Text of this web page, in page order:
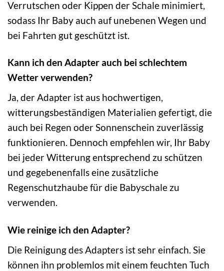
Verrutschen oder Kippen der Schale minimiert,
sodass Ihr Baby auch auf unebenen Wegen und
bei Fahrten gut geschützt ist.
Kann ich den Adapter auch bei schlechtem
Wetter verwenden?
Ja, der Adapter ist aus hochwertigen,
witterungsbeständigen Materialien gefertigt, die
auch bei Regen oder Sonnenschein zuverlässig
funktionieren. Dennoch empfehlen wir, Ihr Baby
bei jeder Witterung entsprechend zu schützen
und gegebenenfalls eine zusätzliche
Regenschutzhaube für die Babyschale zu
verwenden.
Wie reinige ich den Adapter?
Die Reinigung des Adapters ist sehr einfach. Sie
können ihn problemlos mit einem feuchten Tuch